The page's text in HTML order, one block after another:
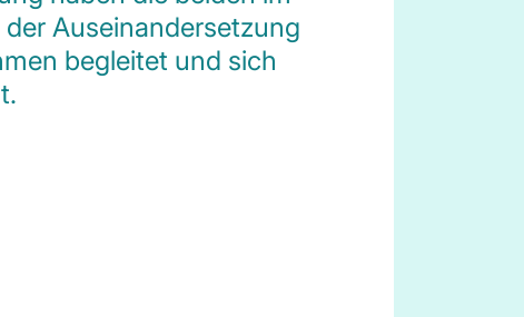
Auseinandersetzung
begleitet und sich